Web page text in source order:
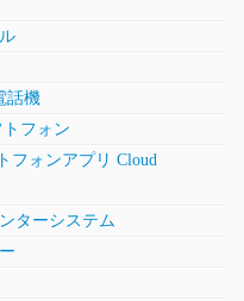
話機
トフォン
フォンアプリ Cloud
ターシステム